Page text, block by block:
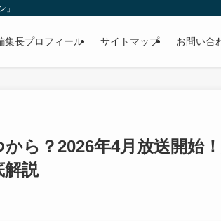
」
集長プロフィール サイトマップ お問い合
から？2026年4月放送開始
解説